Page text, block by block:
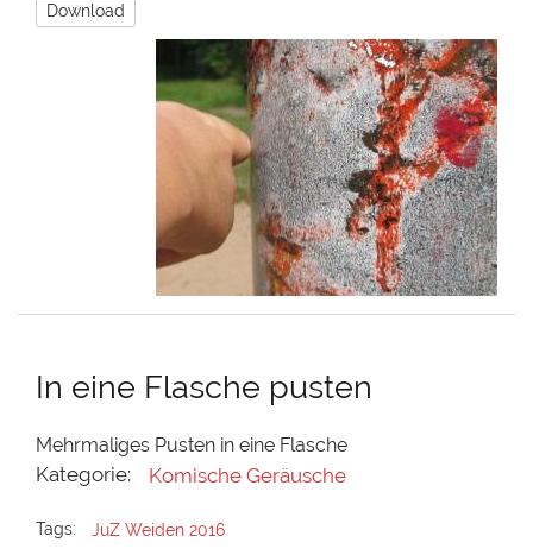
Download
In eine Flasche pusten
Mehrmaliges Pusten in eine Flasche
Kategorie: Komische Geräusche
Tags: JuZ Weiden 2016